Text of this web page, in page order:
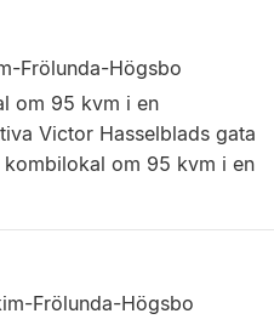
Frölunda-Högsbo
om 95 kvm i en
Victor Hasselblads gata
om 95 kvm i en
Frölunda-Högsbo